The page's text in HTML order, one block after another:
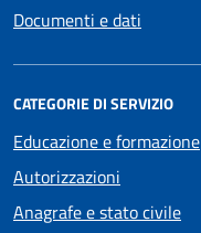
Documenti e dati
CATEGORIE DI SERVIZIO
Educazione e formazione
Autorizzazioni
Anagrafe e stato civile